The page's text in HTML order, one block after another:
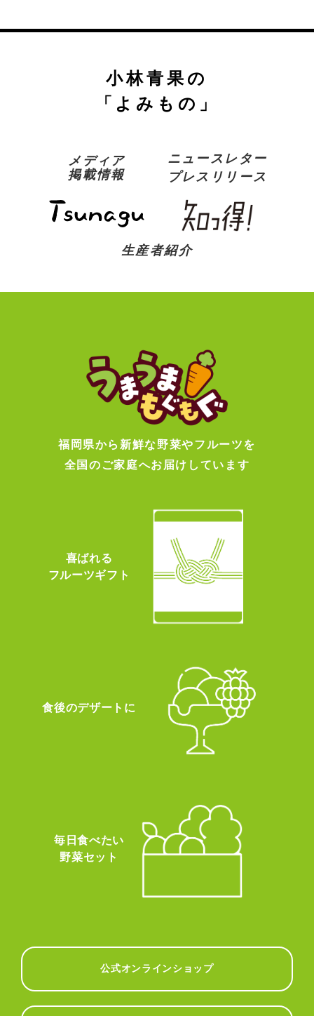
小林青果の
「よみもの」
メディア
掲載情報
ニュースレター
プレスリリース
生産者紹介
福岡県から新鮮な野菜やフルーツを
全国のご家庭へお届けしています
喜ばれる
フルーツギフト
食後のデザートに
毎日食べたい
野菜セット
公式オンラインショップ